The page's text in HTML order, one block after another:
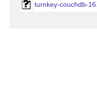
turnkey-couchdb-